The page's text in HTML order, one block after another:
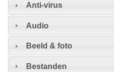
Anti-virus
Audio
Beeld & foto
Bestanden